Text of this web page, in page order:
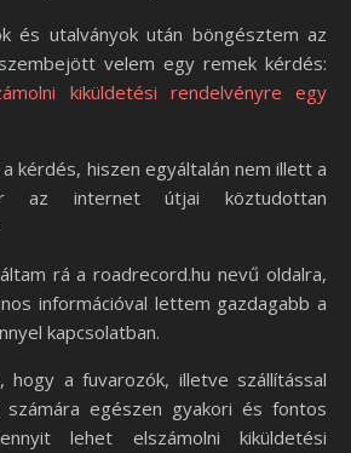
és utalványok után böngésztem az
velem egy remek kérdés:
kiküldetési rendelvényre egy
kérdés, hiszen egyáltalán nem illett a
az internet útjai köztudottan
rá a roadrecord.hu nevű oldalra,
információval lettem gazdagabb a
kapcsolatban.
hogy a fuvarozók, illetve szállítással
számára egészen gyakori és fontos
lehet elszámolni kiküldetési